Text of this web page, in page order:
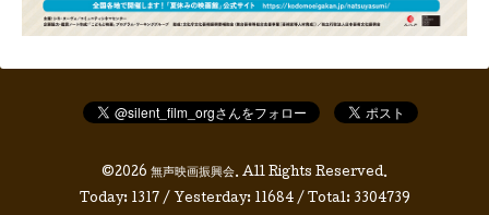
©2026 無声映画振興会. All Rights Reserved.
Today: 1317 / Yesterday: 11684/ Total: 3304739